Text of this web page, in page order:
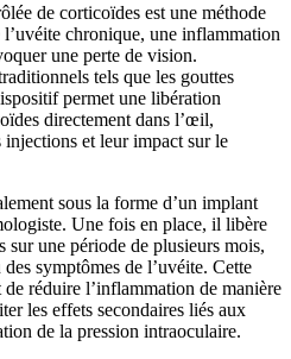
de corticoïdes est une méthode
chronique, une inflammation
une perte de vision.
tels que les gouttes
permet une libération
directement dans l’œil,
injections et leur impact sur le
sous la forme d’un implant
Une fois en place, il libère
sur une période de plusieurs mois,
symptômes de l’uvéite. Cette
réduire l’inflammation de manière
les effets secondaires liés aux
de la pression intraoculaire.